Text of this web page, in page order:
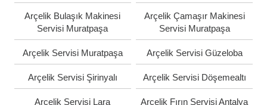
Arçelik Bulaşık Makinesi
Servisi Muratpaşa
Arçelik Çamaşır Makinesi
Servisi Muratpaşa
Arçelik Servisi Muratpaşa Arçelik Servisi Güzeloba
Arçelik Servisi Şirinyalı Arçelik Servisi Döşemealtı
Arçelik Servisi Lara Arçelik Fırın Servisi Antalya